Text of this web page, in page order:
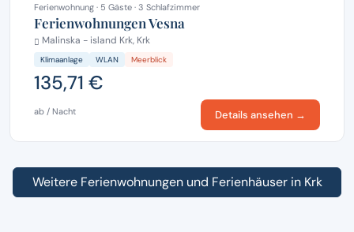
Ferienwohnung · 5 Gäste · 3 Schlafzimmer
Ferienwohnungen Vesna
Malinska - island Krk, Krk
Klimaanlage WLAN Meerblick
135,71 €
ab / Nacht Details ansehen →
Weitere Ferienwohnungen und Ferienhäuser in Krk